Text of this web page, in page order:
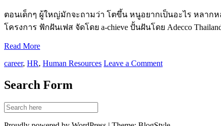
ตอนเด็กๆ ผู้ใหญ่มักจะถามว่า โตขึ้น หนูอยากเป็นอะไร หลาก
โครงการ ฟักฝันเฟส จัดโดย a-chieve ปั้นฝันโดย Adecco
Read More
career, HR, Human Resources Leave a Comment
Search Form